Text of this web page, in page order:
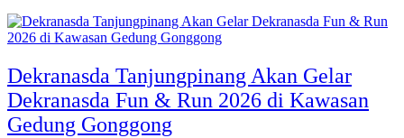
Dekranasda Tanjungpinang Akan Gelar
Dekranasda Fun & Run 2026 di Kawasan
Gedung Gonggong